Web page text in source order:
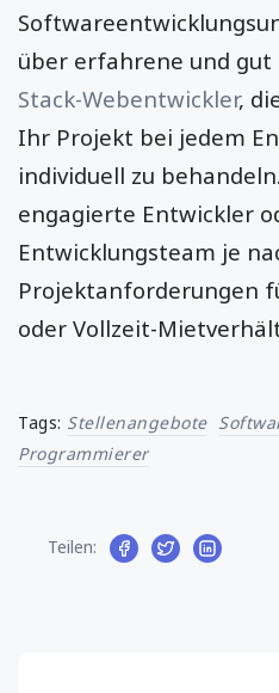
über erfahrene und gut
Stack-Webentwickler,
Ihr Projekt bei jedem
individuell zu
engagierte Entwickler
Entwicklungsteam je
Projektanforderungen
oder Vollzeit-
Tags: Stellenangebote
Programmierer
Teilen: